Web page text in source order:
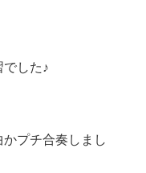
した♪
プチ合奏しまし